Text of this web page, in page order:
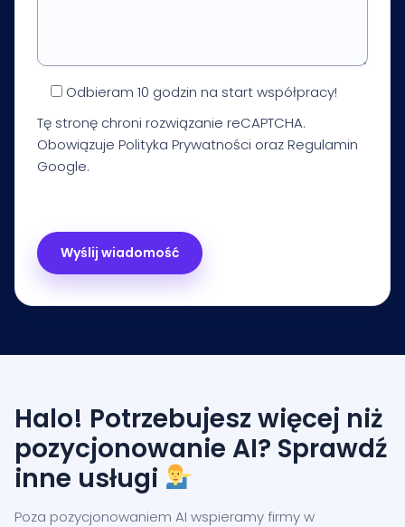
Odbieram 10 godzin na start współpracy!
Tę stronę chroni rozwiązanie reCAPTCHA.
Obowiązuje Polityka Prywatności orazRegulamin
Google.
Halo! Potrzebujesz więcej niż
pozycjonowanie AI? Sprawdź
inne usługi
Poza pozycjonowaniem AI wspieramy firmy w